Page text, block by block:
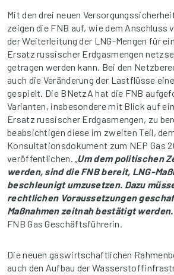
Mit den drei neuen
zeigen die FNB auf, wie dem Anschluss
der Weiterleitung der LNG-Mengen für
Ersatz russischer Erdgasmengen
getragen werden kann. Bei den
auch die Veränderung der Lastflüsse
gespielt. Die BNetzA hat die FNB
Varianten, insbesondere mit Blick auf
Ersatz russischer Erdgasmengen, zu
beabsichtigen diese im zweiten Teil,
Konsultationsdokument zum NEP Gas
veröffentlichen. „Um dem politischen
werden, sind die FNB bereit, LNG-
beschleunigt umzusetzen. Dazu
rechtlichen Voraussetzungen
Maßnahmen zeitnah bestätigt werden.
FNB Gas Geschäftsführerin.
Die neuen gaswirtschaftlichen
auch den Aufbau der